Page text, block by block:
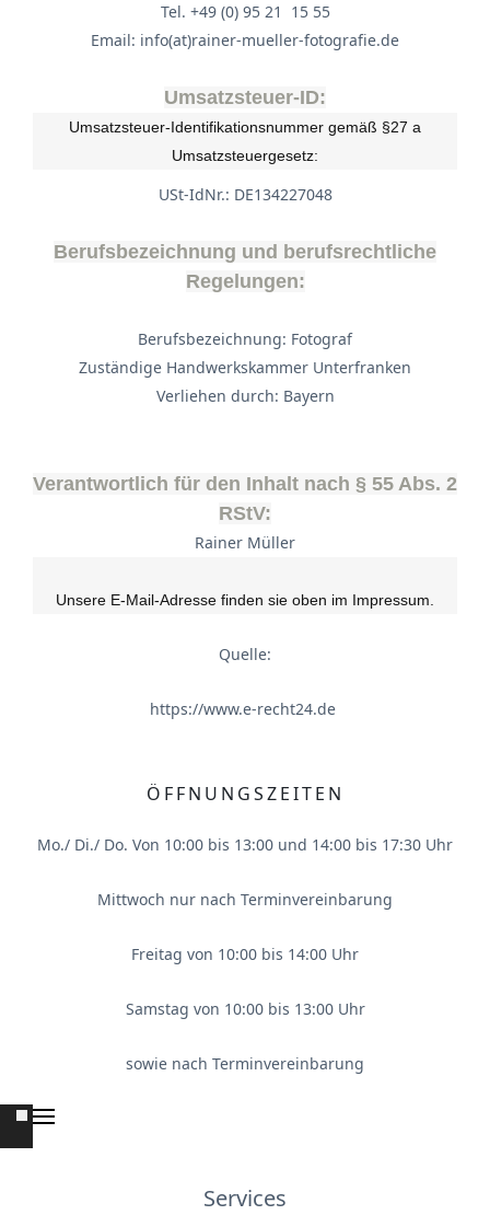
Tel. +49 (0) 95 21 15 55
Email: info(at)rainer-mueller-fotografie.de
Umsatzsteuer-ID:
Umsatzsteuer-Identifikationsnummer gemäß §27 a
Umsatzsteuergesetz:
USt-IdNr.: DE134227048
Berufsbezeichnung und berufsrechtliche
Regelungen:
Berufsbezeichnung: Fotograf
Zuständige Handwerkskammer Unterfranken
Verliehen durch: Bayern
Verantwortlich für den Inhalt nach § 55 Abs. 2
RStV:
Rainer Müller
Unsere E-Mail-Adresse finden sie oben im Impressum.
Quelle:
https://www.e-recht24.de
ÖFFNUNGSZEITEN
Mo./ Di./ Do. Von 10:00 bis 13:00 und 14:00 bis 17:30 Uhr
Mittwoch nur nach Terminvereinbarung
Freitag von 10:00 bis 14:00 Uhr
Samstag von 10:00 bis 13:00 Uhr
sowie nach Terminvereinbarung
Services